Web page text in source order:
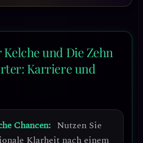
Kelche und Die Zehn
Karriere und
Chancen: Nutzen Sie
Klarheit nach einem